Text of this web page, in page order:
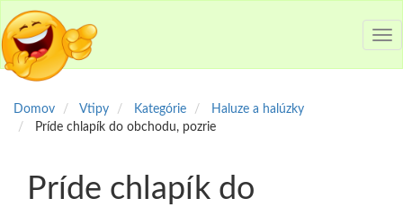
Domov Vtipy Kategórie
Haluze a halúzky
Príde chlapík do obchodu, pozrie
Príde chlapík do